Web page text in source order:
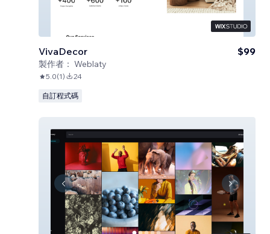
VivaDecor
製作者： Weblaty
$99
5.0(1) 24
自訂程式碼